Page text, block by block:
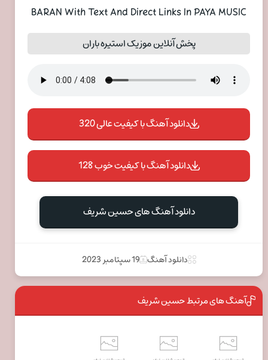
BARAN With Text And Direct Links In PAYA MUSIC
پخش آنلاین موزیک استیره باران
دانلود آهنگ با کیفیت عالی 320
دانلود آهنگ با کیفیت خوب 128
دانلود آهنگ های حسین شریف
دانلود آهنگ 19 سپتامبر 2023
آهنگ های مرتبط حسین شریف